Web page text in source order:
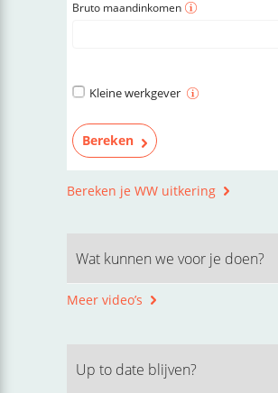
Bruto maandinkomen
Kleine werkgever
Bereken je WW uitkering
Wat kunnen we voor je doen?
Meer video’s
Up to date blijven?